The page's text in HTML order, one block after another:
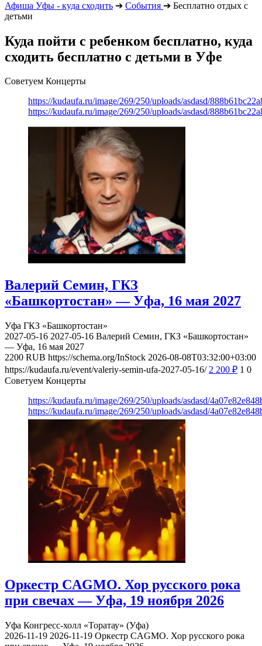
Афиша Уфы - куда сходить ➔ События ➔ Бесплатно отдых с
детьми
Куда пойти с ребенком бесплатно, куда
сходить бесплатно с детьми в Уфе
Советуем Концерты
https://kudaufa.ru/image/269/250/uploads/asdasd/
https://kudaufa.ru/image/269/250/uploads/asdasd/
Валерий Семин, ГКЗ
«Башкортостан» — Уфа, 16 мая 2027
Уфа ГКЗ «Башкортостан»
2027-05-16 2027-05-16 Валерий Семин, ГКЗ «Башкортостан»
— Уфа, 16 мая 2027
2200 RUB https://schema.org/InStock 2026-08-08T03:32:00+03:00
https://kudaufa.ru/event/valeriy-semin-ufa-2027-05-16/ 2 200 ₽ 1 0
Советуем Концерты
https://kudaufa.ru/image/269/250/uploads/asdasd/
https://kudaufa.ru/image/269/250/uploads/asdasd/
Оркестр CAGMO. Хор русского рока
при свечах — Уфа, 19 ноября 2026
Уфа Конгресс-холл «Торатау» (Уфа)
2026-11-19 2026-11-19 Оркестр CAGMO. Хор русского рока